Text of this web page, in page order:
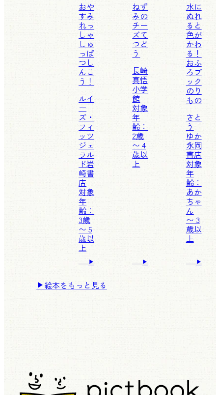
おや
すみ
れっ
しゃ
しゅ
っぱ
つし
んこ
う！
ルイ
ー
ズ・
フィ
ッツ
ジェ
ラル
ド岩
崎書
店
対象
年
齢：
3歳
〜 5
歳以
上
ねず
みの
チー
ズて
つど
う
長崎
真悟
小学
館
対象
年
齢：
2歳
〜 4
歳以
上
水に
ぬれ
ると
色が
かわ
る！
おふ
ろブ
ック
のり
もの
さと
う
ゆか
永岡
書店
対象
年
齢：
あか
ちゃ
ん
〜 3
歳以
上
絵本をもっと見る